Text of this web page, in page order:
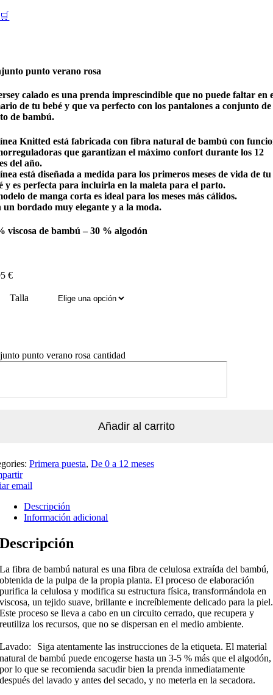
🛒
punto verano rosa
calado es una prenda imprescindible que no puede faltar en
de tu bebé y que va perfecto con los pantalones a conjunto de
de bambú.
Knitted está fabricada con fibra natural de bambú con
que garantizan el máximo confort durante los 12
del año.
está diseñada a medida para los primeros meses de vida de tu
y es perfecta para incluirla en la maleta para el parto.
de manga corta es ideal para los meses más cálidos.
un bordado muy elegante y a la moda.
viscosa de bambú – 30 % algodón
€
Talla
punto verano rosa cantidad
Añadir al carrito
Primera puesta, De 0 a 12 meses
email
Descripción
Información adicional
Descripción
La fibra de bambú natural es una fibra de celulosa extraída del bambú,
obtenida de la pulpa de la propia planta. El proceso de elaboración
purifica la celulosa y modifica su estructura física, transformándola en
viscosa, un tejido suave, brillante e increíblemente delicado para la piel.
Este proceso se lleva a cabo en un circuito cerrado, que recupera y
reutiliza los recursos, que no se dispersan en el medio ambiente.
Lavado: Siga atentamente las instrucciones de la etiqueta. El material
natural de bambú puede encogerse hasta un 3-5 % más que el algodón,
por lo que se recomienda sacudir bien la prenda inmediatamente
después del lavado y antes del secado, y no meterla en la secadora.